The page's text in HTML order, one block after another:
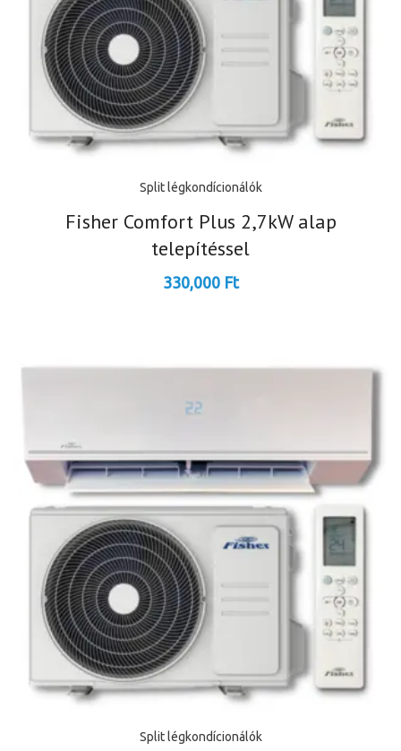
Split légkondícionálók
Fisher Comfort Plus 2,7kW alap
telepítéssel
330,000 Ft
Split légkondícionálók